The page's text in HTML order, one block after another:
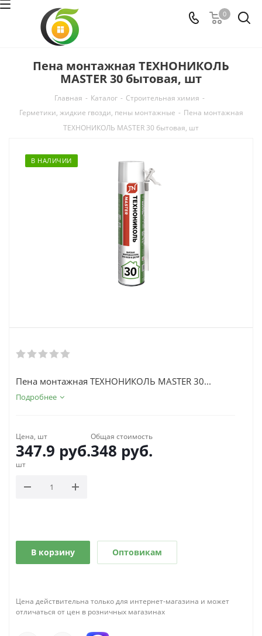
0
Пена монтажная ТЕХНОНИКОЛЬ
MASTER 30 бытовая, шт
Главная - Каталог - Строительная химия -
Герметики, жидкие гвозди, пены монтажные - Пена монтажная
ТЕХНОНИКОЛЬ MASTER 30 бытовая, шт
В НАЛИЧИИ
Пена монтажная ТЕХНОНИКОЛЬ MASTER 30...
Подробнее
Цена, шт
347.9 руб.
Общая стоимость
348 руб.
шт
В корзину Оптовикам
Цена действительна только для интернет-магазина и может
отличаться от цен в розничных магазинах